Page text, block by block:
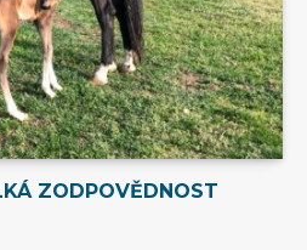
ZODPOVĚDNOST